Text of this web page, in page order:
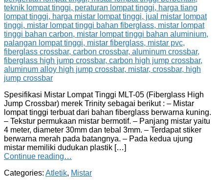
Spesifikasi Mistar Lompat Tinggi MLT-05 (Fiberglass High
Jump Crossbar) merek Trinity sebagai berikut : – Mistar
lompat tinggi terbuat dari bahan fiberglass berwarna kuning.
– Tekstur permukaan mistar bermotif. – Panjang mistar yaitu
4 meter, diameter 30mm dan tebal 3mm. – Terdapat stiker
berwarna merah pada batangnya. – Pada kedua ujung
mistar memiliki dudukan plastik […]
Continue reading…
Categories: Atletik, Mistar